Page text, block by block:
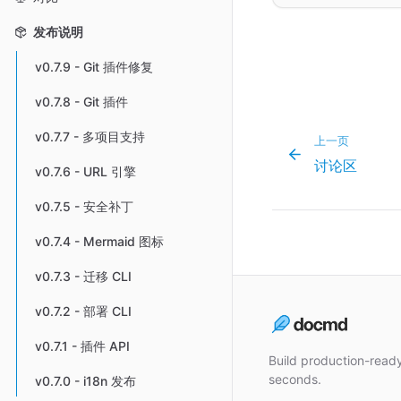
发布说明
v0.7.9 - Git 插件修复
v0.7.8 - Git 插件
v0.7.7 - 多项目支持
v0.7.6 - URL 引擎
v0.7.5 - 安全补丁
v0.7.4 - Mermaid 图标
v0.7.3 - 迁移 CLI
v0.7.2 - 部署 CLI
v0.7.1 - 插件 API
v0.7.0 - i18n 发布
上一页
讨论区
Build production-
seconds.